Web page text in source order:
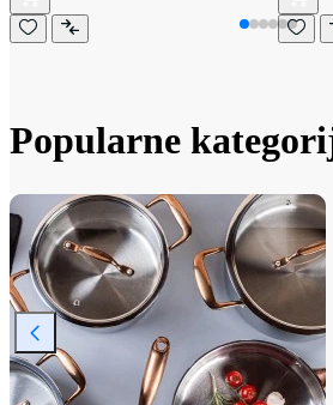
Popularne